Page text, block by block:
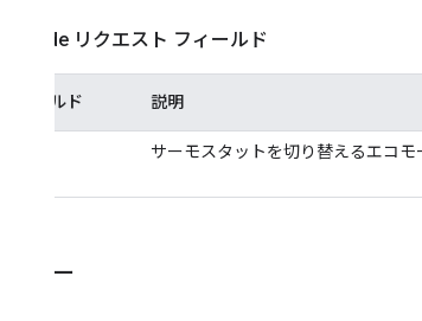
Mode リクエスト フィールド
フィールド 説明
サーモスタットを切り替えるエコモ
エラー